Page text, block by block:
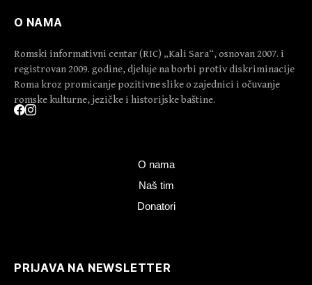
O NAMA
Romski informativni centar (RIC) „Kali Sara“, osnovan 2007. i
registrovan 2009. godine, djeluje na borbi protiv diskriminacije
Roma kroz promicanje pozitivne slike o zajednici i očuvanje
romske kulturne, jezičke i historijske baštine.
O nama
Naš tim
Donatori
PRIJAVA NA NEWSLETTER